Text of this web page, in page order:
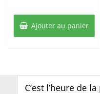
Ajouter au panier
C’est l’heure de